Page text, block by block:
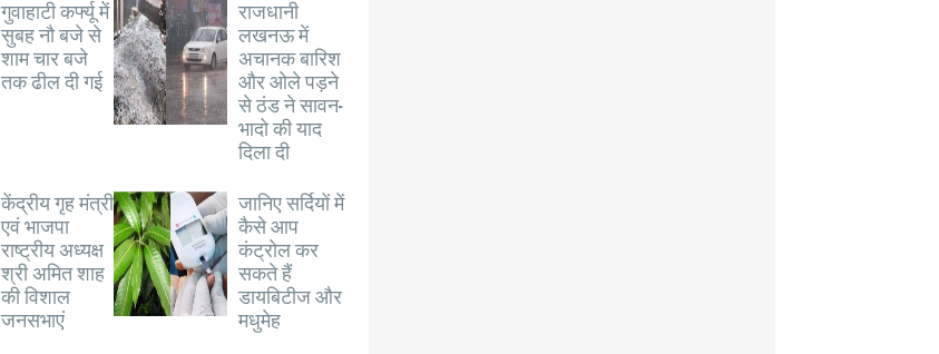
गुवाहाटी कर्फ्यू में
सुबह नौ बजे से
शाम चार बजे
तक ढील दी गई
राजधानी
लखनऊ में
अचानक बारिश
और ओले पड़ने
से ठंड ने सावन-
भादो की याद
दिला दी
केंद्रीय गृह मंत्री
एवं भाजपा
राष्ट्रीय अध्यक्ष
श्री अमित शाह
की विशाल
जनसभाएं
जानिए सर्दियों में
कैसे आप
कंट्रोल कर
सकते हैं
डायबिटीज और
मधुमेह